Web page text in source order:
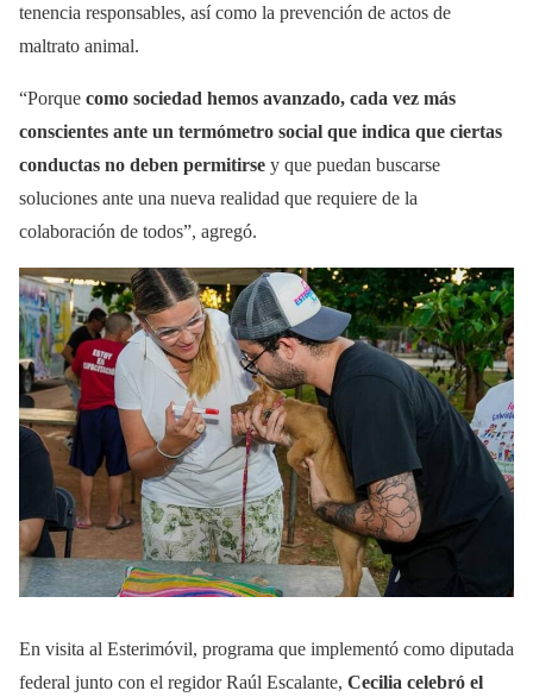
tenencia responsables, así como la prevención de actos de
maltrato animal.
“Porque como sociedad hemos avanzado, cada vez más
conscientes ante un termómetro social que indica que ciertas
conductas no deben permitirse y que puedan buscarse
soluciones ante una nueva realidad que requiere de la
colaboración de todos”, agregó.
En visita al Esterimóvil, programa que implementó como diputada
federal junto con el regidor Raúl Escalante, Cecilia celebró el